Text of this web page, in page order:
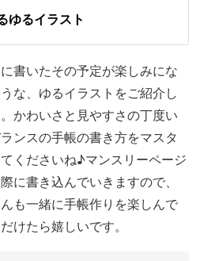
02:58
07:03
ード 10:14
！」のカード 12:38
よ」のカード 16:18
ゆるイラスト
書いたその予定が楽しみにな
な、ゆるイラストをご紹介し
かわいさと見やすさの丁度い
ンスの手帳の書き方をマスタ
くださいね♪マンスリーページ
に書き込んでいきますので、
も一緒に手帳作りを楽しんで
けたら嬉しいです。